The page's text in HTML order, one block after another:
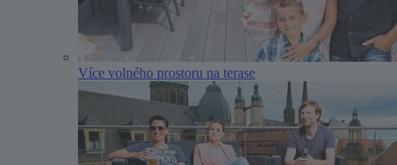
Více volného prostoru na terase